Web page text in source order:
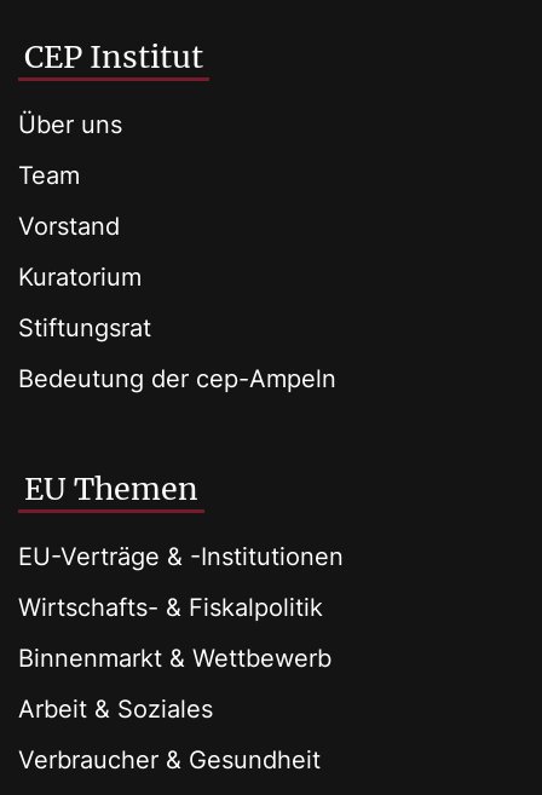
CEP Institut
Über uns
Team
Vorstand
Kuratorium
Stiftungsrat
Bedeutung der cep-Ampeln
EU Themen
EU-Verträge & -Institutionen
Wirtschafts- & Fiskalpolitik
Binnenmarkt & Wettbewerb
Arbeit & Soziales
Verbraucher & Gesundheit